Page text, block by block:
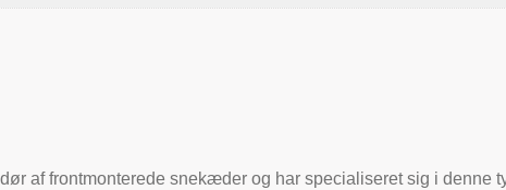
af frontmonterede snekæder og har specialiseret sig i